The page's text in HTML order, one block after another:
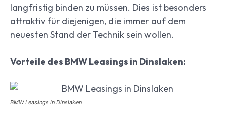
langfristig binden zu müssen. Dies ist besonders
attraktiv für diejenigen, die immer auf dem
neuesten Stand der Technik sein wollen.
Vorteile des BMW Leasings in Dinslaken:
BMW Leasings in Dinslaken